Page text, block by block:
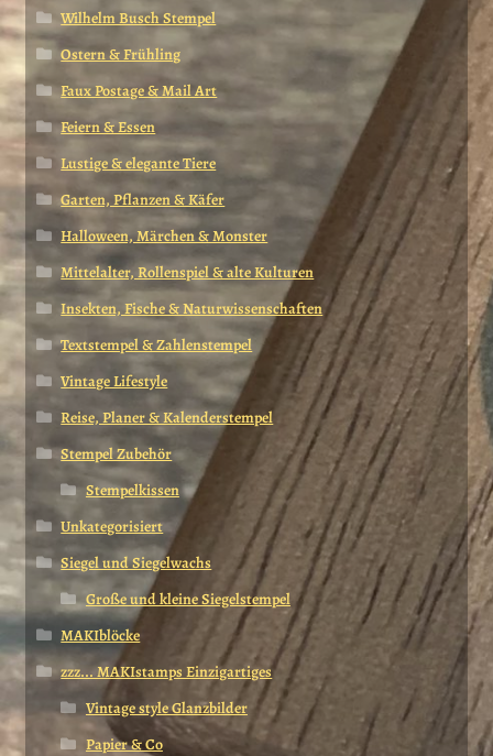
Wilhelm Busch Stempel
Ostern & Frühling
Faux Postage & Mail Art
Feiern & Essen
Lustige & elegante Tiere
Garten, Pflanzen & Käfer
Halloween, Märchen & Monster
Mittelalter, Rollenspiel & alte Kulturen
Insekten, Fische & Naturwissenschaften
Textstempel & Zahlenstempel
Vintage Lifestyle
Reise, Planer & Kalenderstempel
Stempel Zubehör
Stempelkissen
Unkategorisiert
Siegel und Siegelwachs
Große und kleine Siegelstempel
MAKIblöcke
zzz... MAKIstamps Einzigartiges
Vintage style Glanzbilder
Papier & Co